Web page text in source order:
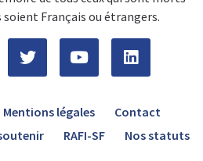
soient Français ou étrangers.
Mentions légales
Contact
RAFI-SF Nos statuts